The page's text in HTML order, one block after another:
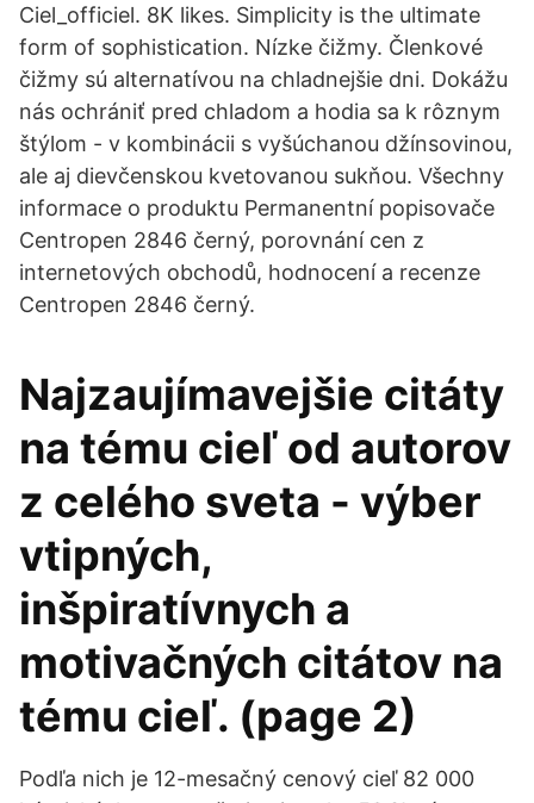
Ciel_officiel. 8K likes. Simplicity is the ultimate
form of sophistication. Nízke čižmy. Členkové
čižmy sú alternatívou na chladnejšie dni. Dokážu
nás ochrániť pred chladom a hodia sa k rôznym
štýlom - v kombinácii s vyšúchanou džínsovinou,
ale aj dievčenskou kvetovanou sukňou. Všechny
informace o produktu Permanentní popisovače
Centropen 2846 černý, porovnání cen z
internetových obchodů, hodnocení a recenze
Centropen 2846 černý.
Najzaujímavejšie citáty
na tému cieľ od autorov
z celého sveta - výber
vtipných,
inšpiratívnych a
motivačných citátov na
tému cieľ. (page 2)
Podľa nich je 12-mesačný cenový cieľ 82 000